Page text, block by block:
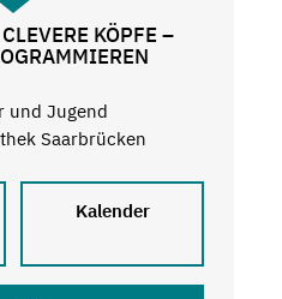
KÖPFE –
und Jugend
Saarbrücken
Kalender